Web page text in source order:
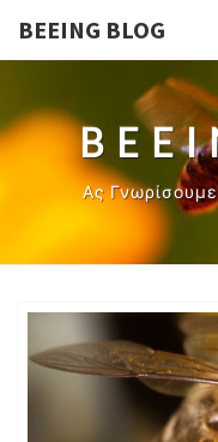
BEEING BLOG
Ας